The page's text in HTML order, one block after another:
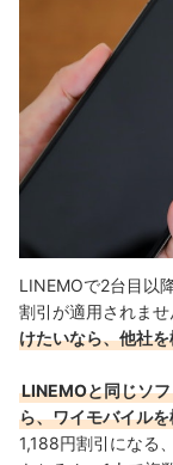
LINEMOで2台目以
割引が適用されませ
けたいなら、他社
LINEMOと同じソ
ら、ワイモバイル
1,188円割引になる